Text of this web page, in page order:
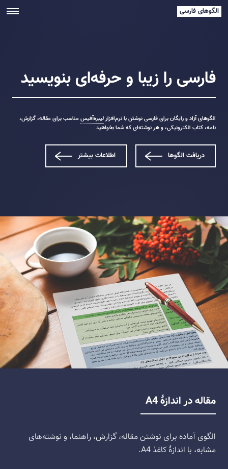
الگوهای فارسی
فارسی را زیبا و حرفه‌ای بنویسید
الگوهای آزاد و رایگان برای فارسی نوشتن با نرم‌افزارلیبره‌آفیسمناسب برای مقاله، گزارش،
نامه، کتاب الکترونیکی، و هر نوشته‌ای که شما بخواهید
دریافت الگوها اطلاعات بیشتر
مقاله در اندازهٔ A4
الگوی آماده برای نوشتن مقاله، گزارش، راهنما، و نوشته‌های
مشابه، با اندازهٔ کاغذ A4.